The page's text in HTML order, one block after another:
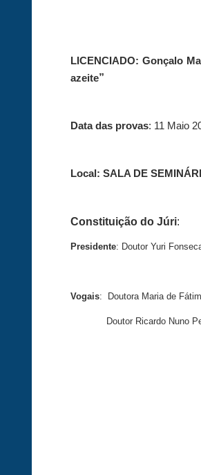
LICENCIADO: Gonçalo
azeite”
Data das provas: 11
Local: SALA DE
Constituição do Júri:
Presidente: Doutor Yuri
Vogais: Doutora Maria de
Doutor Ricardo Nuno